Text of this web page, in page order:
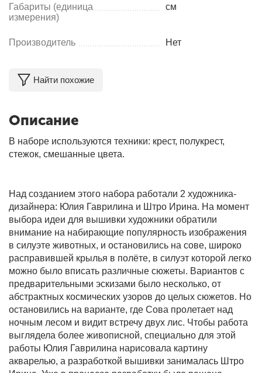
Габариты (единица
измерения)
см
Производитель Нет
Найти похожие
Описание
В наборе используются техники: крест, полукрест,
стежок, смешанные цвета.
Над созданием этого набора работали 2 художника-
дизайнера: Юлия Гаврилина и Штро Ирина. На момент
выбора идеи для вышивки художники обратили
внимание на набирающие популярность изображения
в силуэте животных, и остановились на сове, широко
расправившей крылья в полёте, в силуэт которой легко
можно было вписать различные сюжеты. Вариантов с
предварительными эскизами было несколько, от
абстрактных космических узоров до целых сюжетов. Но
остановились на варианте, где Сова пролетает над
ночным лесом и видит встречу двух лис. Чтобы работа
выглядела более живописной, специально для этой
работы Юлия Гаврилина нарисовала картину
акварелью, а разработкой вышивки занималась Штро